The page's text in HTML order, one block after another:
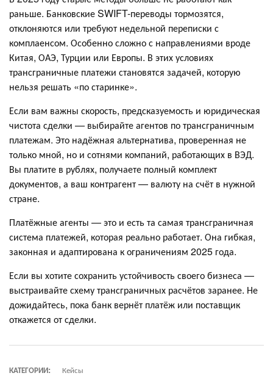
раньше. Банковские SWIFT-переводы тормозятся,
отклоняются или требуют недельной переписки с
комплаенсом. Особенно сложно с направлениями вроде
Китая, ОАЭ, Турции или Европы. В этих условиях
трансграничные платежи становятся задачей, которую
нельзя решать «по старинке».
Если вам важны скорость, предсказуемость и юридическая
чистота сделки — выбирайте агентов по трансграничным
платежам. Это надёжная альтернатива, проверенная не
только мной, но и сотнями компаний, работающих в ВЭД.
Вы платите в рублях, получаете полный комплект
документов, а ваш контрагент — валюту на счёт в нужной
стране.
Платёжные агенты — это и есть та самая трансграничная
система платежей, которая реально работает. Она гибкая,
законная и адаптирована к ограничениям 2025 года.
Если вы хотите сохранить устойчивость своего бизнеса —
выстраивайте схему трансграничных расчётов заранее. Не
дожидайтесь, пока банк вернёт платёж или поставщик
откажется от сделки.
КАТЕГОРИИ:
Кейсы